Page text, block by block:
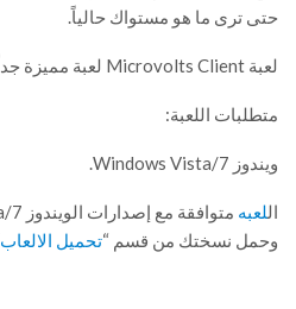
حتى ترى ما هو مستواك حالياً.
لعبة Microvolts Client لعبة مميزة جداً من إطلاق النار ….. حملها الآن
متطلبات اللعبة:
ويندوز Windows Vista/7.
اللعبه
وحمل نسختك من قسم “تحميل الالعاب